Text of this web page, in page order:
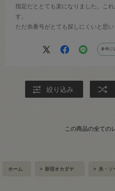
指定だととても楽になりました。こ
す。
ただ糸番号がとても探しにくいと思い
参考に
絞り込み
この商品の全ての
ホーム > 新宿オカダヤ > 糸・ソ